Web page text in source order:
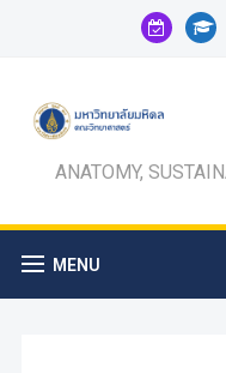
calendar-
check- cap
ANATOMY,
MENU